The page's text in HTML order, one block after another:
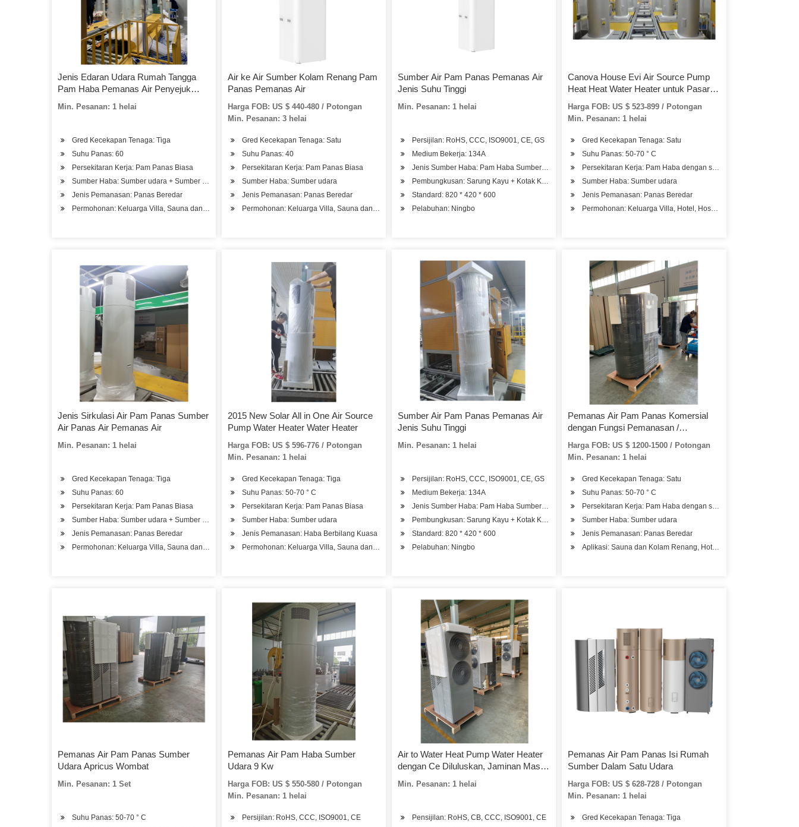
Jenis Edaran Udara Rumah Tangga
Pam Haba Pemanas Air Penyejuk
Min. Pesanan: 1 helai
Gred Kecekapan Tenaga: Tiga
Suhu Panas: 60
Persekitaran Kerja: Pam Panas Biasa
Sumber Haba: Sumber udara + Sumber air
Jenis Pemanasan: Panas Beredar
Permohonan: Keluarga Villa, Sauna dan Kolam Renang, Hotel, Hospital Kilang
Air ke Air Sumber Kolam Renang Pam
Panas Pemanas Air
Harga FOB: US $ 440-480 / Potongan
Min. Pesanan: 3 helai
Gred Kecekapan Tenaga: Satu
Suhu Panas: 40
Persekitaran Kerja: Pam Panas Biasa
Sumber Haba: Sumber udara
Jenis Pemanasan: Panas Beredar
Permohonan: Keluarga Villa, Sauna dan Kolam Renang
Sumber Air Pam Panas Pemanas Air
Jenis Suhu Tinggi
Min. Pesanan: 1 helai
Persijilan: RoHS, CCC, ISO9001, CE, GS
Medium Bekerja: 134A
Jenis Sumber Haba: Pam Haba Sumber Darat (GSHP)
Pembungkusan: Sarung Kayu + Kotak Kertas
Standard: 820 * 420 * 600
Pelabuhan: Ningbo
Canova House Evi Air Source Pump
Heat Heat Water Heater untuk Pasar
Eropah -20c Degree Place
Harga FOB: US $ 523-899 / Potongan
Min. Pesanan: 1 helai
Gred Kecekapan Tenaga: Satu
Suhu Panas: 50-70 ° C
Persekitaran Kerja: Pam Haba dengan suhu rendah
Sumber Haba: Sumber udara
Jenis Pemanasan: Panas Beredar
Permohonan: Keluarga Villa, Hotel, Hospital Kilang, Pangsapuri
Jenis Sirkulasi Air Pam Panas Sumber
Air Panas Air Pemanas Air
Min. Pesanan: 1 helai
Gred Kecekapan Tenaga: Tiga
Suhu Panas: 60
Persekitaran Kerja: Pam Panas Biasa
Sumber Haba: Sumber udara + Sumber air
Jenis Pemanasan: Panas Beredar
Permohonan: Keluarga Villa, Sauna dan Kolam Renang, Hotel, Hospital Kilang
2015 New Solar All in One Air Source
Pump Water Heater Water Heater
Harga FOB: US $ 596-776 / Potongan
Min. Pesanan: 1 helai
Gred Kecekapan Tenaga: Tiga
Suhu Panas: 50-70 ° C
Persekitaran Kerja: Pam Panas Biasa
Sumber Haba: Sumber udara
Jenis Pemanasan: Haba Berbilang Kuasa
Permohonan: Keluarga Villa, Sauna dan Kolam Renang, Hotel
Sumber Air Pam Panas Pemanas Air
Jenis Suhu Tinggi
Min. Pesanan: 1 helai
Persijilan: RoHS, CCC, ISO9001, CE, GS
Medium Bekerja: 134A
Jenis Sumber Haba: Pam Haba Sumber Darat (GSHP)
Pembungkusan: Sarung Kayu + Kotak Kertas
Standard: 820 * 420 * 600
Pelabuhan: Ningbo
Pemanas Air Pam Panas Komersial
dengan Fungsi Pemanasan /
Penyejukan untuk Kegunaan
Bangunan
Harga FOB: US $ 1200-1500 / Potongan
Min. Pesanan: 1 helai
Gred Kecekapan Tenaga: Satu
Suhu Panas: 50-70 ° C
Persekitaran Kerja: Pam Haba dengan suhu rendah
Sumber Haba: Sumber udara
Jenis Pemanasan: Panas Beredar
Aplikasi: Sauna dan Kolam Renang, Hotel, Hospital Kilang,
Pemanas Air Pam Panas Sumber
Udara Apricus Wombat
Min. Pesanan: 1 Set
Suhu Panas: 50-70 ° C
Pemanas Air Pam Haba Sumber
Udara 9 Kw
Harga FOB: US $ 550-580 / Potongan
Min. Pesanan: 1 helai
Persijilan: RoHS, CCC, ISO9001, CE
Air to Water Heat Pump Water Heater
dengan Ce Diluluskan, Jaminan Masa
Min. Pesanan: 1 helai
Pensijilan: RoHS, CB, CCC, ISO9001, CE
Pemanas Air Pam Panas Isi Rumah
Sumber Dalam Satu Udara
Harga FOB: US $ 628-728 / Potongan
Min. Pesanan: 1 helai
Gred Kecekapan Tenaga: Tiga